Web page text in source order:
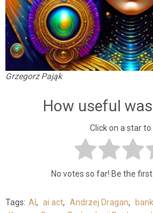
Grzegorz Pająk
How useful
Click on a star
No votes so far! Be the
Tags: AI, ai act, Andrzej Dragan,